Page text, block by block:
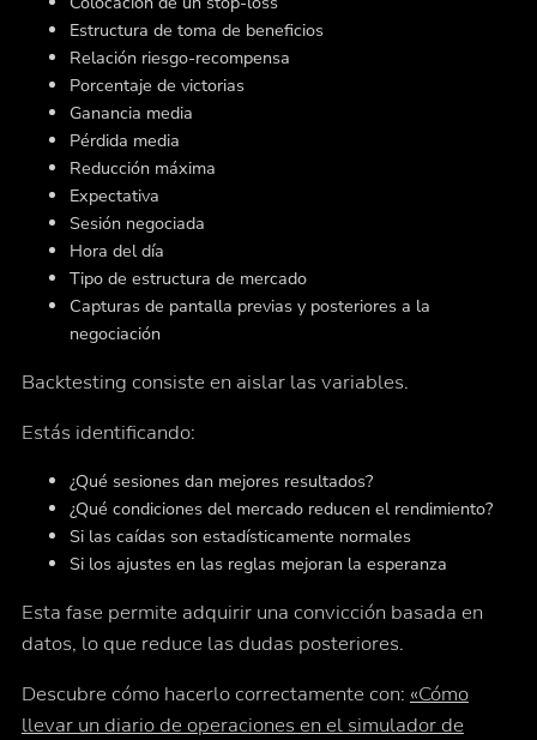
Estructura de toma de beneficios
Relación riesgo-recompensa
Porcentaje de victorias
Ganancia media
Pérdida media
Reducción máxima
Expectativa
Sesión negociada
Hora del día
Tipo de estructura de mercado
Capturas de pantalla previas y posteriores a la
negociación
Backtesting consiste en aislar las variables.
Estás identificando:
¿Qué sesiones dan mejores resultados?
¿Qué condiciones del mercado reducen el rendimiento?
Si las caídas son estadísticamente normales
Si los ajustes en las reglas mejoran la esperanza
Esta fase permite adquirir una convicción basada en
datos, lo que reduce las dudas posteriores.
Descubre cómo hacerlo correctamente con: «Cómo
llevar un diario de operaciones en el simulador de